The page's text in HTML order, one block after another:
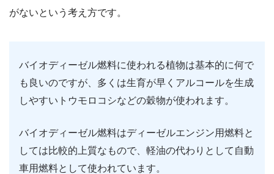
がないという考え方です。
バイオディーゼル燃料に使われる植物は基本的に何で
も良いのですが、多くは生育が早くアルコールを生成
しやすいトウモロコシなどの穀物が使われます。
バイオディーゼル燃料はディーゼルエンジン用燃料と
しては比較的上質なもので、軽油の代わりとして自動
車用燃料として使われています。